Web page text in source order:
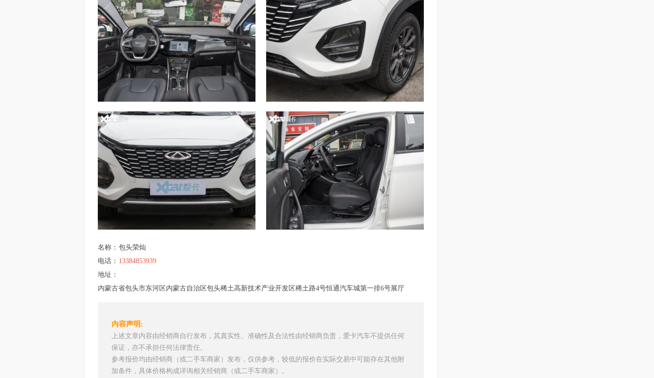
名称： 包头荣灿
电话： 13384853939
地址：
内蒙古省包头市东河区内蒙古自治区包头稀土高新技术产业开发区稀土路4号恒通汽车城第一排6号展厅
内容声明:
上述文章内容由经销商自行发布，其真实性、准确性及合法性由经销商负责，爱卡汽车不提供任何
保证，亦不承担任何法律责任。
参考报价均由经销商（或二手车商家）发布，仅供参考，较低的报价在实际交易中可能存在其他附
加条件，具体价格构成详询相关经销商（或二手车商家）。